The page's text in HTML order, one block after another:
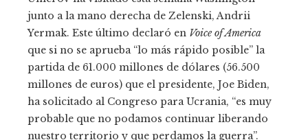
junto a la mano derecha de Zelenski, Andrii
Yermak. Este último declaró en Voice of America
que si no se aprueba “lo más rápido posible” la
partida de 61.000 millones de dólares (56.500
millones de euros) que el presidente, Joe Biden,
ha solicitado al Congreso para Ucrania, “es muy
probable que no podamos continuar liberando
nuestro territorio y que perdamos la guerra”.